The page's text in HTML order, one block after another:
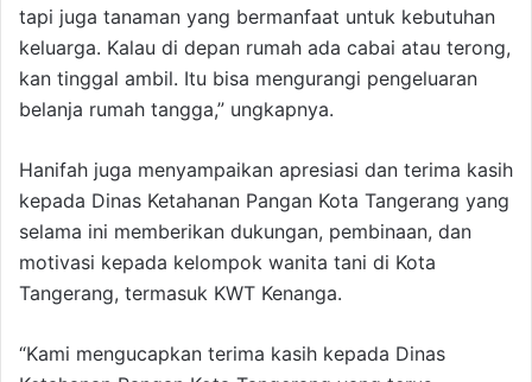
tapi juga tanaman yang bermanfaat untuk kebutuhan
keluarga. Kalau di depan rumah ada cabai atau terong,
kan tinggal ambil. Itu bisa mengurangi pengeluaran
belanja rumah tangga,” ungkapnya.
Hanifah juga menyampaikan apresiasi dan terima kasih
kepada Dinas Ketahanan Pangan Kota Tangerang yang
selama ini memberikan dukungan, pembinaan, dan
motivasi kepada kelompok wanita tani di Kota
Tangerang, termasuk KWT Kenanga.
“Kami mengucapkan terima kasih kepada Dinas